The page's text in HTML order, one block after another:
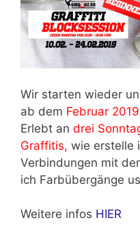
Wir starten wieder
ab dem Februar 2019
Erlebt an drei
Graffitis, wie erstelle
Verbindungen mit
ich Farbübergänge
Weitere infos HIER